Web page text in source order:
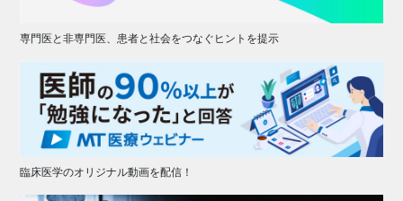
専門医と非専門医、患者と社会をつなぐヒントを提示
臨床医学のオリジナル動画を配信！